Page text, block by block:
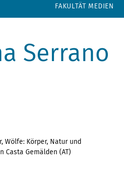
FAKULTÄT MEDIEN
Serrano
Wölfe: Körper, Natur und
Casta Gemälden (AT)